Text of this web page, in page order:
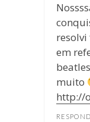
em
muito
http://